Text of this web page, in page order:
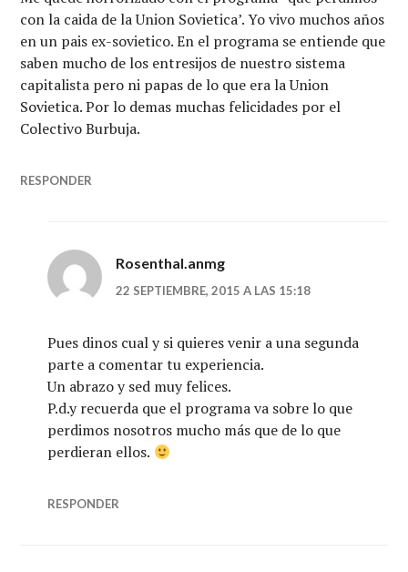
con la caida de la Union Sovietica’. Yo vivo muchos años
en un pais ex-sovietico. En el programa se entiende que
saben mucho de los entresijos de nuestro sistema
capitalista pero ni papas de lo que era la Union
Sovietica. Por lo demas muchas felicidades por el
Colectivo Burbuja.
RESPONDER
Rosenthal.anmg
22 SEPTIEMBRE, 2015 A LAS 15:18
Pues dinos cual y si quieres venir a una segunda
parte a comentar tu experiencia.
Un abrazo y sed muy felices.
P.d.y recuerda que el programa va sobre lo que
perdimos nosotros mucho más que de lo que
perdieran ellos.
RESPONDER